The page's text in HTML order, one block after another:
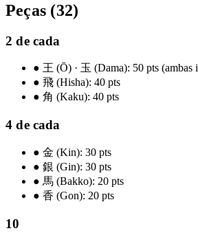
Peças (32)
2 de cada
● 王 (Ō) · 玉 (Dama): 50 pts (ambas
● 飛 (Hisha): 40 pts
● 角 (Kaku): 40 pts
4 de cada
● 金 (Kin): 30 pts
● 銀 (Gin): 30 pts
● 馬 (Bakko): 20 pts
● 香 (Gon): 20 pts
10